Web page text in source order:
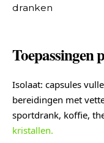
dranken
Toepassingen
Isolaat: capsules
bereidingen met
sportdrank, koffie,
kristallen.